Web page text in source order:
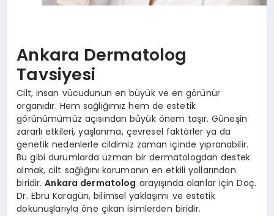
Ankara Dermatolog
Tavsiyesi
Cilt, insan vücudunun en büyük ve en görünür
organıdır. Hem sağlığımız hem de estetik
görünümümüz açısından büyük önem taşır. Güneşin
zararlı etkileri, yaşlanma, çevresel faktörler ya da
genetik nedenlerle cildimiz zaman içinde yıpranabilir.
Bu gibi durumlarda uzman bir dermatologdan destek
almak, cilt sağlığını korumanın en etkili yollarından
biridir.Ankara dermatolog arayışında olanlar için Doç.
Dr. Ebru Karagün, bilimsel yaklaşımı ve estetik
dokunuşlarıyla öne çıkan isimlerden biridir.